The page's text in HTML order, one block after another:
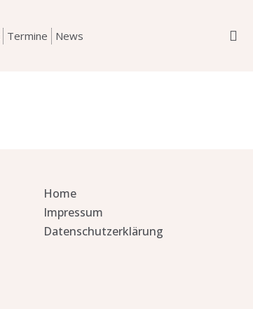
Termine News
Home
Impressum
Datenschutzerklärung